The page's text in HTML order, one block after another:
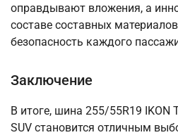
оправдывают вложения, а
составе составных
безопасность каждого
Заключение
В итоге, шина 255/55R19 IKON
SUV становится отличным